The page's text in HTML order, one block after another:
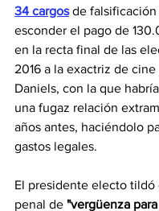
34 cargos de falsificación
esconder el pago de
en la recta final de las
2016 a la exactriz de
Daniels, con la que
una fugaz relación
años antes, haciéndolo
gastos legales.
El presidente electo tildó
penal de "vergüenza